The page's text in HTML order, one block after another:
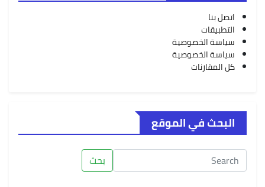
اتصل بنا
التطبيقات
سياسة الخصوصية
سياسة الخصوصية
كل المقارنات
البحث في الموقع
بحث